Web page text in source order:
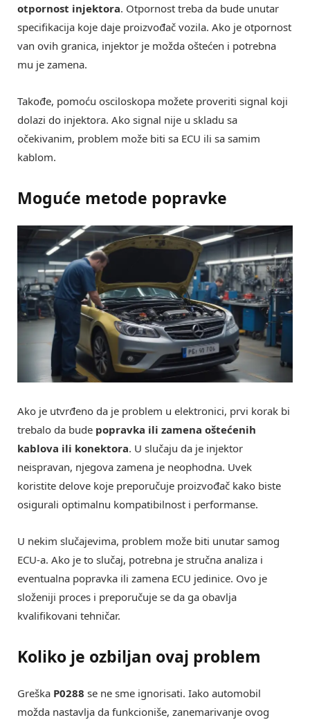
otpornost injektora. Otpornost treba da bude unutar
specifikacija koje daje proizvođač vozila. Ako je otpornost
van ovih granica, injektor je možda oštećen i potrebna
mu je zamena.
Takođe, pomoću osciloskopa možete proveriti signal koji
dolazi do injektora. Ako signal nije u skladu sa
očekivanim, problem može biti sa ECU ili sa samim
kablom.
Moguće metode popravke
Ako je utvrđeno da je problem u elektronici, prvi korak bi
trebalo da bude popravka ili zamena oštećenih
kablova ili konektora. U slučaju da je injektor
neispravan, njegova zamena je neophodna. Uvek
koristite delove koje preporučuje proizvođač kako biste
osigurali optimalnu kompatibilnost i performanse.
U nekim slučajevima, problem može biti unutar samog
ECU-a. Ako je to slučaj, potrebna je stručna analiza i
eventualna popravka ili zamena ECU jedinice. Ovo je
složeniji proces i preporučuje se da ga obavlja
kvalifikovani tehničar.
Koliko je ozbiljan ovaj problem
Greška P0288 se ne sme ignorisati. Iako automobil
možda nastavlja da funkcioniše, zanemarivanje ovog